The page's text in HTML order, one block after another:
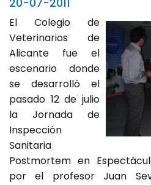
El Colegio de
Veterinarios de
Alicante fue el
escenario donde
se desarrolló el
pasado 12 de julio
la Jornada de
Inspección
Sanitaria
Postmortem en
por el profesor Juan